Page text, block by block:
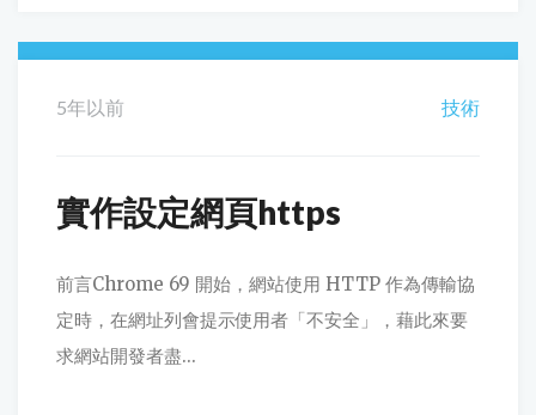
5年以前 技術
實作設定網頁https
前言Chrome 69 開始，網站使用 HTTP 作為傳輸協
定時，在網址列會提示使用者「不安全」，藉此來要
求網站開發者盡...